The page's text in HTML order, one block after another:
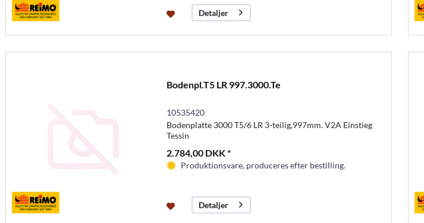
Detaljer
Bodenpl.T5 LR 997.3000.Te
10535420
Bodenplatte 3000 T5/6 LR 3-teilig,997mm. V2A Einstieg
Tessin
2.784,00 DKK *
Produktionsvare, produceres efter bestilling.
Detaljer